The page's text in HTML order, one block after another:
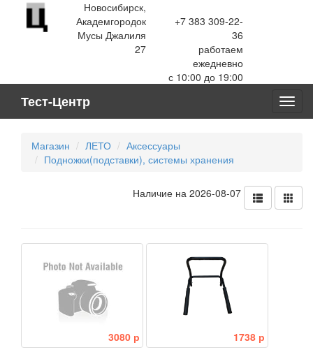
Новосибирск,
Академгородок
Мусы Джалиля
27
+7 383 309-22-
36
работаем
ежедневно
с 10:00 до 19:00
Тест-Центр
Магазин ЛЕТО
Аксессуары
Подножки(подставки), системы хранения
Наличие на 2026-08-07
3080 р
1738 р